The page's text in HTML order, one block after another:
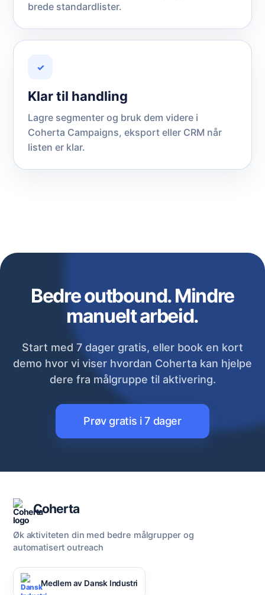
brede standardlister.
✓
Klar til handling
Lagre segmenter og bruk dem videre i
Coherta Campaigns, eksport eller CRM når
listen er klar.
Bedre outbound. Mindre
manuelt arbeid.
Start med 7 dager gratis, eller book en kort
demo hvor vi viser hvordan Coherta kan hjelpe
dere fra målgruppe til aktivering.
Prøv gratis i 7 dager
Coherta
Øk aktiviteten din med bedre målgrupper og
automatisert outreach
Medlem av Dansk Industri